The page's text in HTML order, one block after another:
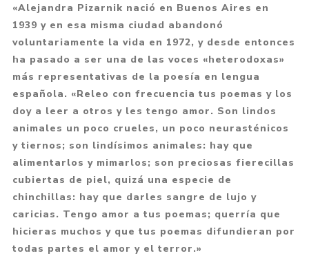
«Alejandra Pizarnik nació en Buenos Aires en
1939 y en esa misma ciudad abandonó
voluntariamente la vida en 1972, y desde entonces
ha pasado a ser una de las voces «heterodoxas»
más representativas de la poesía en lengua
española. «Releo con frecuencia tus poemas y los
doy a leer a otros y les tengo amor. Son lindos
animales un poco crueles, un poco neurasténicos
y tiernos; son lindísimos animales: hay que
alimentarlos y mimarlos; son preciosas fierecillas
cubiertas de piel, quizá una especie de
chinchillas: hay que darles sangre de lujo y
caricias. Tengo amor a tus poemas; querría que
hicieras muchos y que tus poemas difundieran por
todas partes el amor y el terror.»